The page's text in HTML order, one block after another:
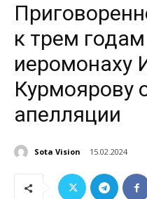
к трем
иеромонаху
Курмоярову
апелляции
Sota Vision 15.02.2024